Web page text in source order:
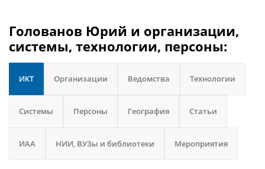
Голованов Юрий и организации,
системы, технологии, персоны:
ИКТ Организации Ведомства Технологии
Системы Персоны География Статьи
ИАА НИИ, ВУЗы и библиотеки Мероприятия